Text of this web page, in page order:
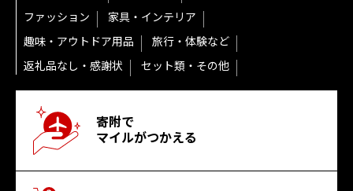
ファッション
家具・インテリア
趣味・アウトドア用品
旅行・体験など
返礼品なし・感謝状
セット類・その他
寄附で
マイルがつかえる